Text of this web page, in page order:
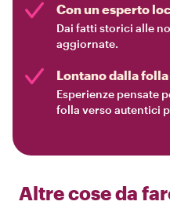
Con un esperto
Dai fatti storici alle
aggiornate.
Lontano dalla folla
Esperienze pensate
folla verso autentici
Altre cose da